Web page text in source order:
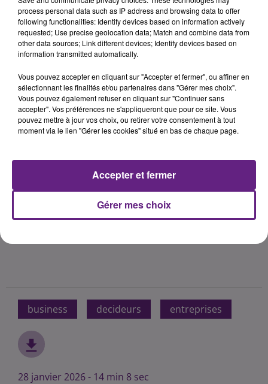
business decideurs entreprises
28 janvier 2026 - 14 min 8 sec
process personal data such as IP address and browsing data to offer
following functionalities: Identify devices based on information actively
requested; Use precise geolocation data; Match and combine data from
other data sources; Link different devices; Identify devices based on
information transmitted automatically.
Vous pouvez accepter en cliquant sur "Accepter et fermer", ou affiner en
sélectionnant les finalités et/ou partenaires dans "Gérer mes choix".
Vous pouvez également refuser en cliquant sur "Continuer sans
accepter". Vos préférences ne s'appliqueront que pour ce site. Vous
pouvez mettre à jour vos choix, ou retirer votre consentement à tout
moment via le lien "Gérer les cookies" situé en bas de chaque page.
Gérer mes choix
Accepter et fermer